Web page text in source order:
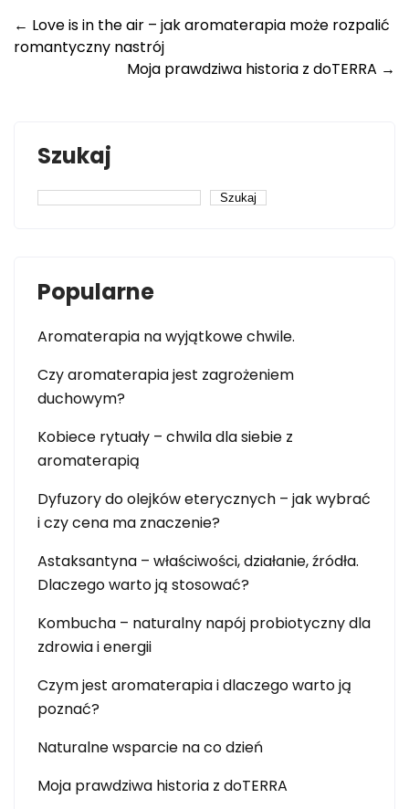
e
b
k
e
t
e
i
l
Post
navigation
← Love is in the air – jak aromaterapia może rozpalić
romantyczny nastrój
Moja prawdziwa historia z doTERRA →
Szukaj
Szukaj
Popularne
Aromaterapia na wyjątkowe chwile.
Czy aromaterapia jest zagrożeniem
duchowym?
Kobiece rytuały – chwila dla siebie z
aromaterapią
Dyfuzory do olejków eterycznych – jak wybrać
i czy cena ma znaczenie?
Astaksantyna – właściwości, działanie, źródła.
Dlaczego warto ją stosować?
Kombucha – naturalny napój probiotyczny dla
zdrowia i energii
Czym jest aromaterapia i dlaczego warto ją
poznać?
Naturalne wsparcie na co dzień
Moja prawdziwa historia z doTERRA